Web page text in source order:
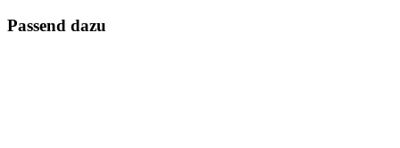
Passend dazu